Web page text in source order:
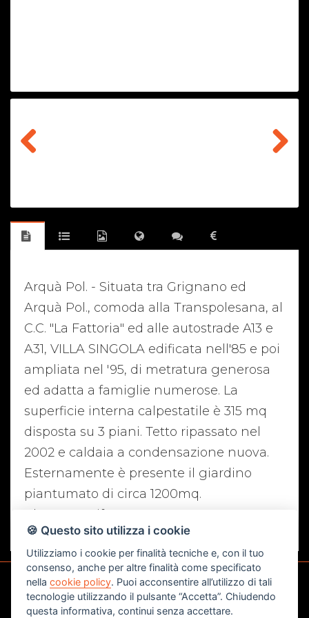
Arquà Pol. - Situata tra Grignano ed
Arquà Pol., comoda alla Transpolesana, al
C.C. "La Fattoria" ed alle autostrade A13 e
A31, VILLA SINGOLA edificata nell'85 e poi
ampliata nel '95, di metratura generosa
ed adatta a famiglie numerose. La
superficie interna calpestatile è 315 mq
disposta su 3 piani. Tetto ripassato nel
2002 e caldaia a condensazione nuova.
Esternamente è presente il giardino
piantumato di circa 1200mq.
Classe "F" Rif. 1887 € 310.000
CONTATTI
🍪 Questo sito utilizza i cookie
Utilizziamo i cookie per finalità tecniche e, con il tuo
consenso, anche per altre finalità come specificato
nellacookie policy. Puoi acconsentire all’utilizzo di tali
tecnologie utilizzando il pulsante “Accetta”. Chiudendo
questa informativa, continui senza accettare.